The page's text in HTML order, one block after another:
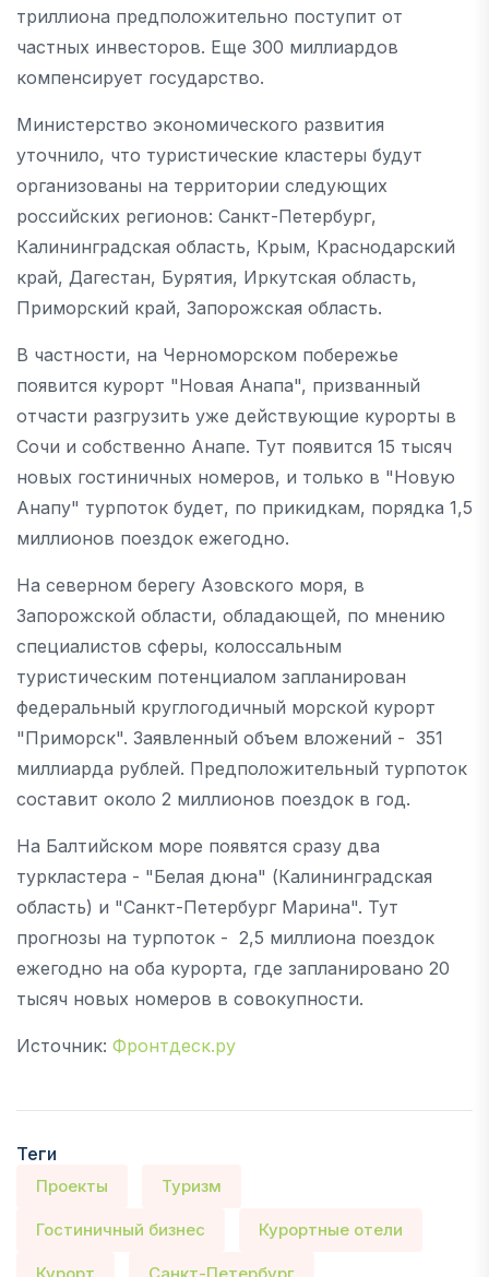
триллиона предположительно поступит от
частных инвесторов. Еще 300 миллиардов
компенсирует государство.
Министерство экономического развития
уточнило, что туристические кластеры будут
организованы на территории следующих
российских регионов: Санкт-Петербург,
Калининградская область, Крым, Краснодарский
край, Дагестан, Бурятия, Иркутская область,
Приморский край, Запорожская область.
В частности, на Черноморском побережье
появится курорт "Новая Анапа", призванный
отчасти разгрузить уже действующие курорты в
Сочи и собственно Анапе. Тут появится 15 тысяч
новых гостиничных номеров, и только в "Новую
Анапу" турпоток будет, по прикидкам, порядка 1,5
миллионов поездок ежегодно.
На северном берегу Азовского моря, в
Запорожской области, обладающей, по мнению
специалистов сферы, колоссальным
туристическим потенциалом запланирован
федеральный круглогодичный морской курорт
"Приморск". Заявленный объем вложений - 351
миллиарда рублей. Предположительный турпоток
составит около 2 миллионов поездок в год.
На Балтийском море появятся сразу два
туркластера - "Белая дюна" (Калининградская
область) и "Санкт-Петербург Марина". Тут
прогнозы на турпоток - 2,5 миллиона поездок
ежегодно на оба курорта, где запланировано 20
тысяч новых номеров в совокупности.
Источник: Фронтдеск.ру
Теги
Проекты Туризм
Гостиничный бизнес Курортные отели